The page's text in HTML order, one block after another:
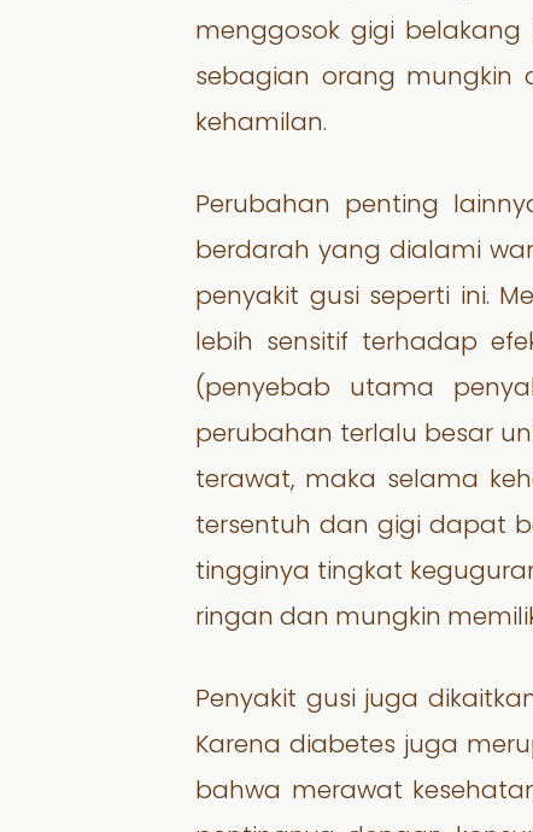
menggosok gigi
sebagian orang mungkin
kehamilan.
Perubahan penting
berdarah yang dialami
penyakit gusi seperti ini.
lebih sensitif terhadap
(penyebab utama
perubahan terlalu besar
terawat, maka selama
tersentuh dan gigi dapat
tingginya tingkat
ringan dan mungkin
Penyakit gusi juga
Karena diabetes juga
bahwa merawat